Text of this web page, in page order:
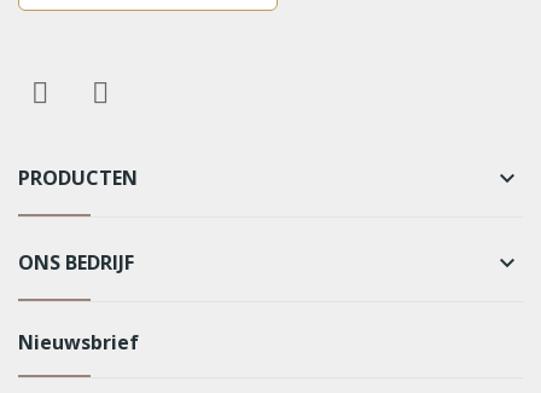
PRODUCTEN keyboard_arrow_down
ONS BEDRIJF keyboard_arrow_down
Nieuwsbrief